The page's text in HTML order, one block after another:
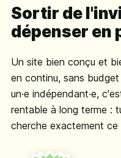
Sortir de
dépenser en
Un site bien conçu et
en continu, sans
un·e indépendant·e,
rentable à long terme :
cherche exactement